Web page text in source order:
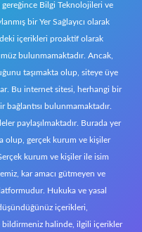
gereğince Bilgi Teknolojileri ve
bir Yer Sağlayıcı olarak
içerikleri proaktif olarak
bulunmamaktadır. Ancak,
taşımakta olup, siteye üye
Bu internet sitesi, herhangi bir
bağlantısı bulunmamaktadır.
paylaşılmaktadır. Burada yer
olup, gerçek kurum ve kişiler
kurum ve kişiler ile isim
kar amacı gütmeyen ve
Hukuka ve yasal
içerikleri,
bildirmeniz halinde, ilgili içerikler